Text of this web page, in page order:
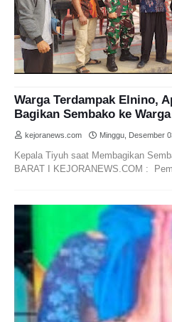
Warga Terdampak Elnino,
Bagikan Sembako ke Warga
kejoranews.com Minggu, Desember
Kepala Tiyuh saat Membagikan
BARAT I KEJORANEWS.COM :